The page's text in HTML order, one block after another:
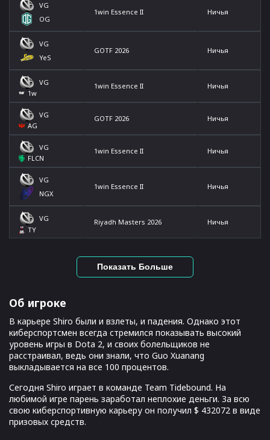
VG
OG
1win Essence II Ничья
VG
YeS
GOTF 2026 Ничья
VG
1w
1win Essence II Ничья
VG
AG
GOTF 2026 Ничья
VG
FLCN
1win Essence II Ничья
VG
NGX
1win Essence II Ничья
VG
TY
Riyadh Masters 2026 Ничья
Показать Больше
Об игроке
В карьере Shiro были и взлеты, и падения. Однако этот
киберспортсмен всегда стремился показывать высокий
уровень игры в Dota 2, и своих болельщиков не
расстраивал, ведь они знали, что Guo Xuanang
выкладывается на все 100 процентов.
Сегодня Shiro играет в команде Team Tidebound. На
любимой игре парень заработал неплохие деньги. За всю
свою киберспортивную карьеру он получил $ 432072 в виде
призовых средств.